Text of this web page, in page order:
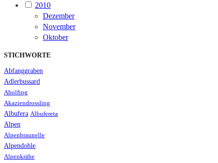
2010
Dezember
November
Oktober
STICHWORTE
Abfanggraben
Adlerbussard
Aholfing
Akaziendrossling
Albufera Albufereta
Alpen
Alpenbraunelle
Alpendohle
Alpenkrähe